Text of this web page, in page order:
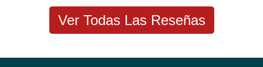
Ver Todas Las Reseñas